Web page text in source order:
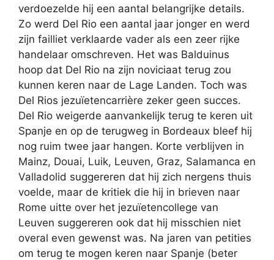
verdoezelde hij een aantal belangrijke details.
Zo werd Del Rio een aantal jaar jonger en werd
zijn failliet verklaarde vader als een zeer rijke
handelaar omschreven. Het was Balduinus
hoop dat Del Rio na zijn noviciaat terug zou
kunnen keren naar de Lage Landen. Toch was
Del Rios jezuïetencarrière zeker geen succes.
Del Rio weigerde aanvankelijk terug te keren uit
Spanje en op de terugweg in Bordeaux bleef hij
nog ruim twee jaar hangen. Korte verblijven in
Mainz, Douai, Luik, Leuven, Graz, Salamanca en
Valladolid suggereren dat hij zich nergens thuis
voelde, maar de kritiek die hij in brieven naar
Rome uitte over het jezuïetencollege van
Leuven suggereren ook dat hij misschien niet
overal even gewenst was. Na jaren van petities
om terug te mogen keren naar Spanje (beter